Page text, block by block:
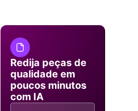
Redija peças de
qualidade em
poucos minutos
com IA